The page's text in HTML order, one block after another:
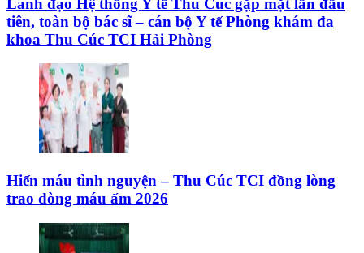
Lãnh đạo Hệ thống Y tế Thu Cúc gặp mặt lần đầu
tiên, toàn bộ bác sĩ – cán bộ Y tế Phòng khám đa
khoa Thu Cúc TCI Hải Phòng
Hiến máu tình nguyện – Thu Cúc TCI đồng lòng
trao dòng máu ấm 2026